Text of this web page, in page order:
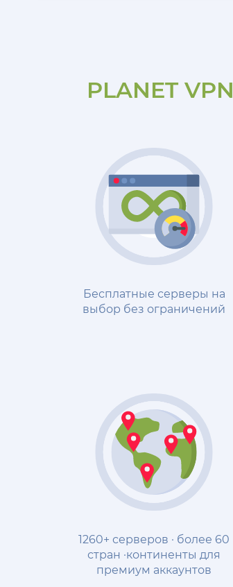
PLANET VPN
Бесплатные серверы на
выбор без ограничений
1260+ серверов · более 60
стран ·континенты для
премиум аккаунтов